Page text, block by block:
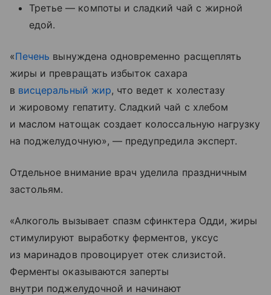
Третье — компоты и сладкий чай с жирной
едой.
«Печень вынуждена одновременно расщеплять
жиры и превращать избыток сахара
в висцеральный жир, что ведет к холестазу
и жировому гепатиту. Сладкий чай с хлебом
и маслом натощак создает колоссальную нагрузку
на поджелудочную», — предупредила эксперт.
Отдельное внимание врач уделила праздничным
застольям.
«Алкоголь вызывает спазм сфинктера Одди, жиры
стимулируют выработку ферментов, уксус
из маринадов провоцирует отек слизистой.
Ферменты оказываются заперты
внутри поджелудочной и начинают